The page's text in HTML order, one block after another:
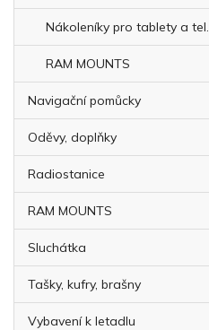
Nákoleníky pro tablety a tel.
RAM MOUNTS
Navigační pomůcky
Oděvy, doplňky
Radiostanice
RAM MOUNTS
Sluchátka
Tašky, kufry, brašny
Vybavení k letadlu